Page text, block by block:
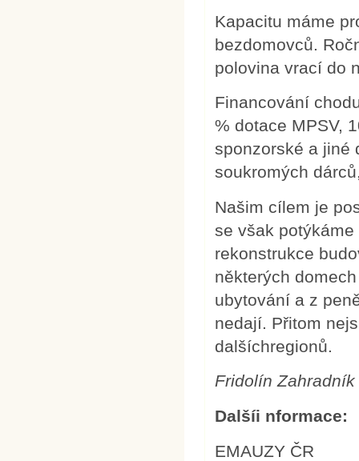
Kapacitu máme
bezdomovců.
polovina vrací do
Financování
% dotace MPSV,
sponzorské a jiné
soukromých
Našim cílem je
se však
rekonstrukce
některých
ubytování a z
nedají. Přitom
dalšíchregionů.
Fridolín Zahradník
Dalšíi nformace:
EMAUZY ČR